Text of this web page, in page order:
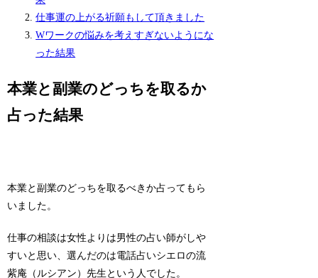
仕事運の上がる祈願もして頂きました
Wワークの悩みを考えすぎないようにな
った結果
本業と副業のどっちを取るか
占った結果
本業と副業のどっちを取るべきか占ってもら
いました。
仕事の相談は女性よりは男性の占い師がしや
すいと思い、選んだのは電話占いシエロの流
紫庵（ルシアン）先生という人でした。